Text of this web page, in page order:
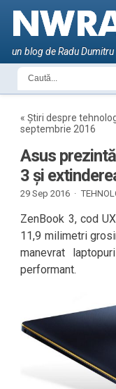
un blog de Radu Dumitru
«Știri despre
septembrie 2016
Asus
3 și
29 Sep 2016 ·
ZenBook 3, cod
11,9 milimetri
manevrat
performant.